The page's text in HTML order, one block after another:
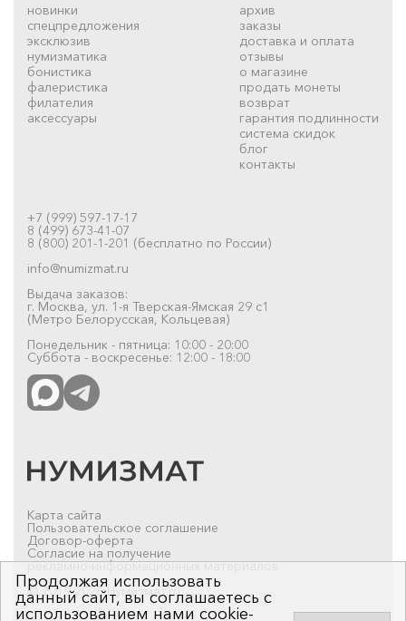
новинки
спецпредложения
эксклюзив
нумизматика
бонистика
фалеристика
филателия
аксессуары
архив
заказы
доставка и оплата
отзывы
о магазине
продать монеты
возврат
гарантия подлинности
система скидок
блог
контакты
+7 (999) 597-17-17
8 (499) 673-41-07
8 (800) 201-1-201 (бесплатно по России)
info@numizmat.ru
Выдача заказов:
г. Москва, ул. 1-я Тверская-Ямская 29 с1
(Метро Белорусская, Кольцевая)
Понедельник - пятница: 10:00 - 20:00
Суббота - воскресенье: 12:00 - 18:00
Карта сайта
Пользовательское соглашение
Договор-оферта
Согласие на получение
рекламно-информационных материалов
© 2019-2026 Нумизмат.ru
Продолжая использовать
данный сайт, вы соглашаетесь с
использованием нами cookie-